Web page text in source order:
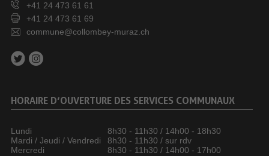
+41 24 473 61 61
+41 24 473 61 69
commune@collombey-muraz.ch
HORAIRE D’OUVERTURE DES SERVICES COMMUNAUX
Lundi
8h30 - 11h30 / 14h00 - 18h30
Mardi / Jeudi / Vendredi
8h30 - 11h30 / sur rdv
Mercredi
8h30 - 11h30 / 14h00 - 17h00